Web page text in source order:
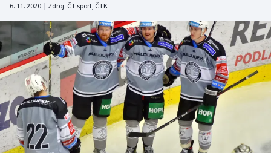
DALŠÍ SPORTY
Americký fotbal
Baseball a softbal
Basketbal
NEPŘEHLÉDNĚTE
Soutěže
Historické návraty
6. 11. 2020 | Zdroj: ČT sport, ČTK